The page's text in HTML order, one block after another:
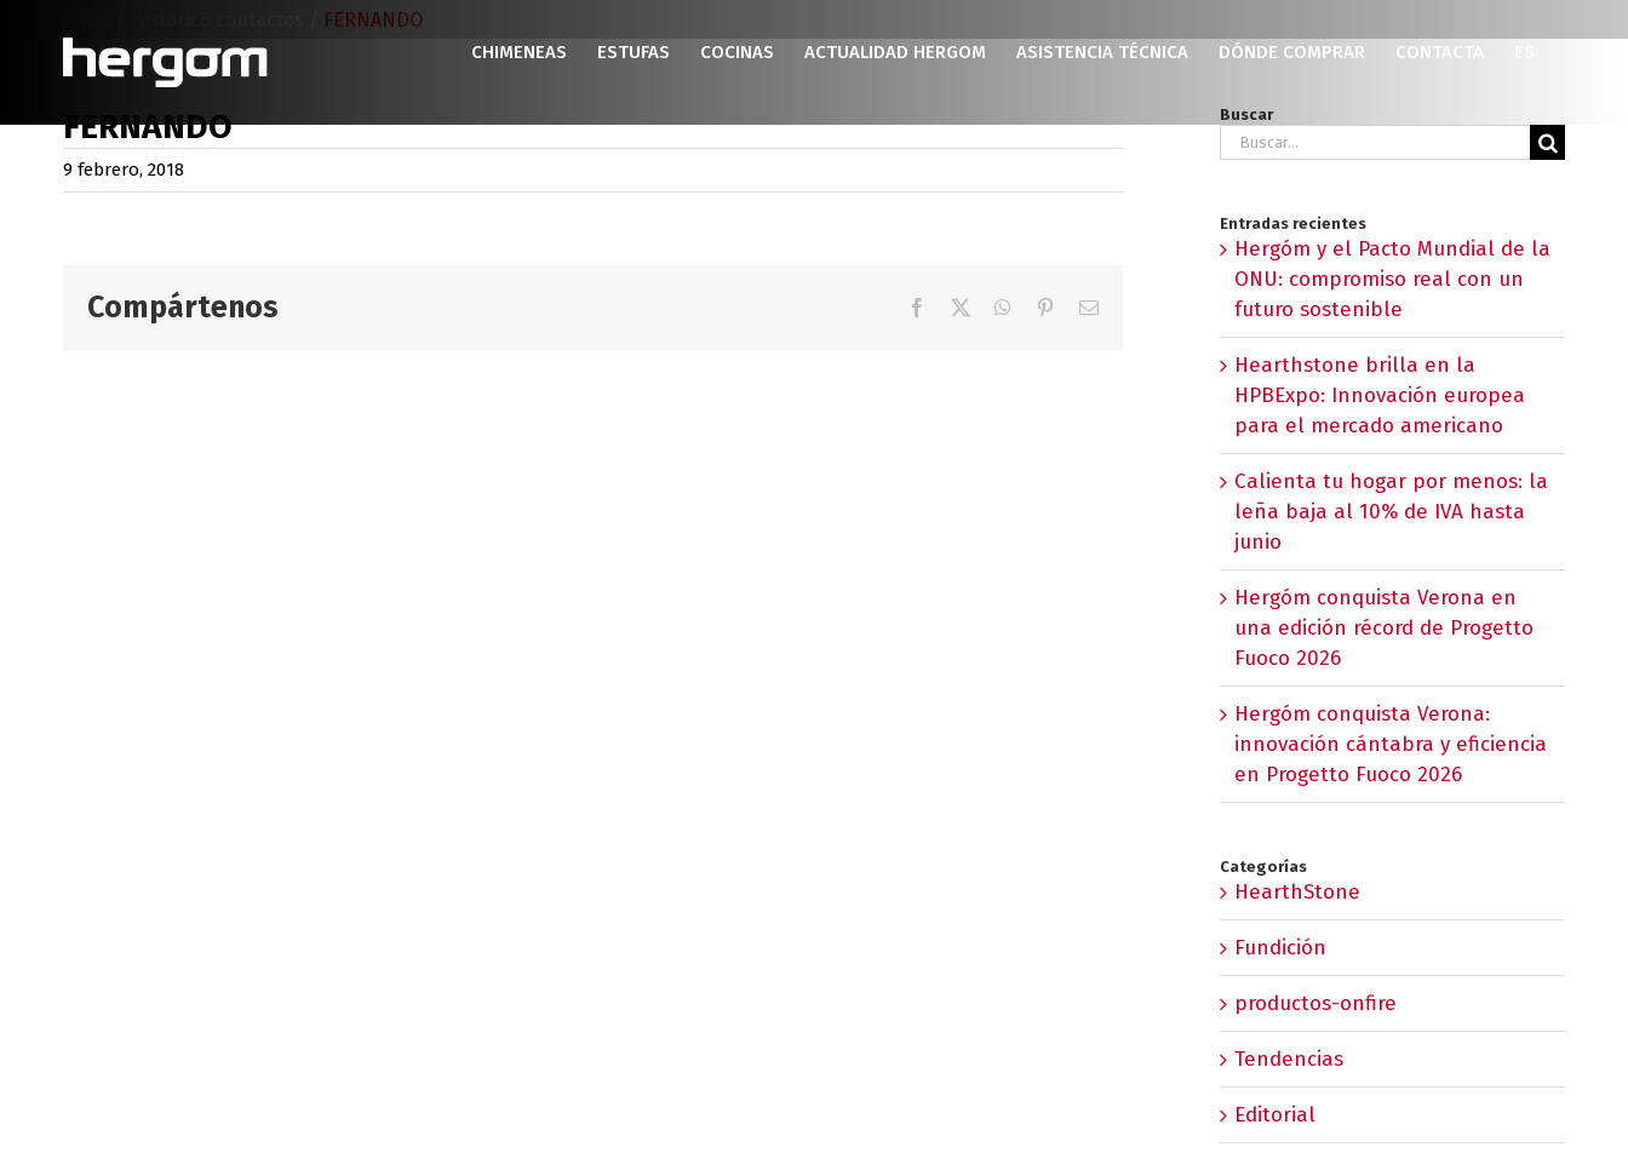
contenido
CHIMENEAS ESTUFAS COCINAS ACTUALIDAD HERGOM ASISTENCIA TÉCNICA DÓNDE COMPRAR CONTACTA
FERNANDO
FERNANDO
9 febrero, 2018
Compártenos Facebook WhatsApp
PinterestCorreo
Buscar
Buscar:
Entradas recientes
Hergóm y el Pacto Mundial de la
ONU: compromiso real con un
futuro sostenible
Hearthstone brilla en la
HPBExpo: Innovación europea
para el mercado americano
Calienta tu hogar por menos: la
leña baja al 10% de IVA hasta
junio
Hergóm conquista Verona en
una edición récord de Progetto
Fuoco 2026
Hergóm conquista Verona:
innovación cántabra y eficiencia
en Progetto Fuoco 2026
Categorías
HearthStone
Fundición
productos-onfire
Tendencias
Editorial